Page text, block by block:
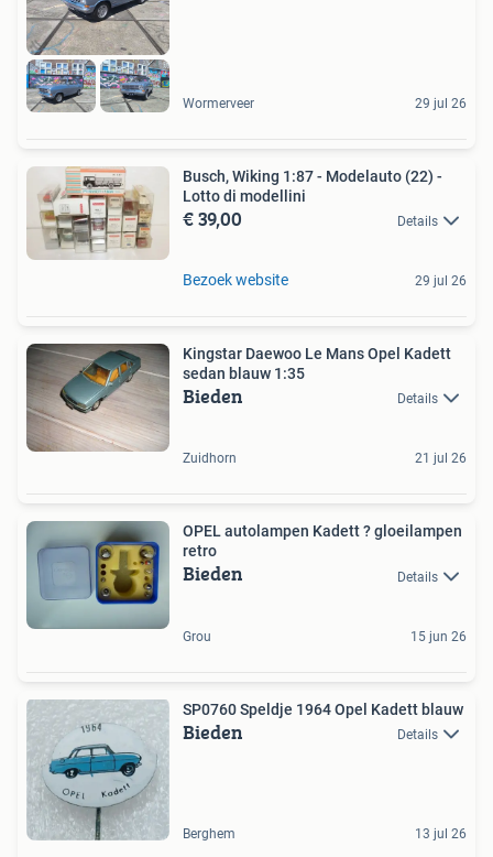
Wormerveer 29 jul 26
Busch, Wiking 1:87 - Modelauto (22) -
Lotto di modellini
€ 39,00 Details
Bezoek website 29 jul 26
Kingstar Daewoo Le Mans Opel Kadett
sedan blauw 1:35
Bieden Details
Zuidhorn 21 jul 26
OPEL autolampen Kadett ? gloeilampen
retro
Bieden Details
Grou 15 jun 26
SP0760 Speldje 1964 Opel Kadett blauw
Bieden Details
Berghem 13 jul 26